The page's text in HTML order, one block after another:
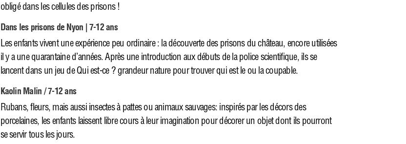
obligé dans les cellules des prisons !
Dans les prisons de Nyon | 7-12 ans
Les enfants vivent une expérience peu ordinaire : la découverte des prisons du château, encore utilisées
il y a une quarantaine d’années. Après une introduction aux débuts de la police scientifique, ils se
lancent dans un jeu de Qui est-ce ? grandeur nature pour trouver qui est le ou la coupable.
Kaolin Malin / 7-12 ans
Rubans, fleurs, mais aussi insectes à pattes ou animaux sauvages: inspirés par les décors des
porcelaines, les enfants laissent libre cours à leur imagination pour décorer un objet dont ils pourront
se servir tous les jours.